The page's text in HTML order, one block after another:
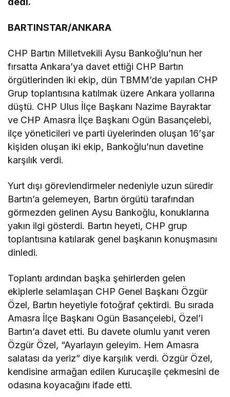
BARTINSTAR/ANKARA
CHP Bartın Milletvekili Aysu Bankoğlu’nun her
fırsatta Ankara’ya davet ettiği CHP Bartın
örgütlerinden iki ekip, dün TBMM’de yapılan CHP
Grup toplantısına katılmak üzere Ankara yollarına
düştü. CHP Ulus İlçe Başkanı Nazime Bayraktar
ve CHP Amasra İlçe Başkanı Ogün Basançelebi,
ilçe yöneticileri ve parti üyelerinden oluşan 16’şar
kişiden oluşan iki ekip, Bankoğlu’nun davetine
karşılık verdi.
Yurt dışı görevlendirmeler nedeniyle uzun süredir
Bartın’a gelemeyen, Bartın örgütü tarafından
görmezden gelinen Aysu Bankoğlu, konuklarına
yakın ilgi gösterdi. Bartın heyeti, CHP grup
toplantısına katılarak genel başkanın konuşmasını
dinledi.
Toplantı ardından başka şehirlerden gelen
ekiplerle selamlaşan CHP Genel Başkanı Özgür
Özel, Bartın heyetiyle fotoğraf çektirdi. Bu sırada
Amasra İlçe Başkanı Ogün Basançelebi, Özel’i
Bartın’a davet etti. Bu davete olumlu yanıt veren
Özgür Özel, “Ayarlayın geleyim. Hem Amasra
salatası da yeriz” diye karşılık verdi. Özgür Özel,
kendisine armağan edilen Kurucaşile çekmesini de
odasına koyacağını ifade etti.